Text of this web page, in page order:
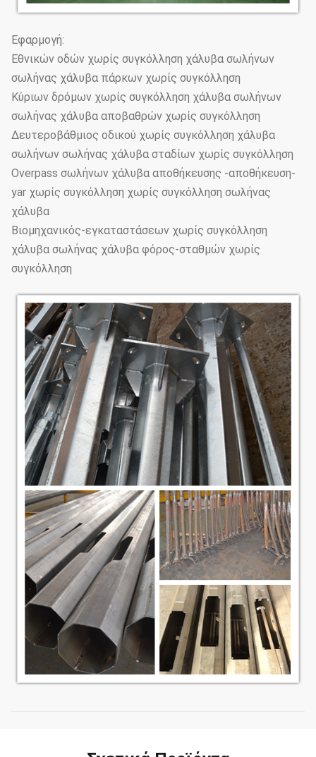
Εφαρμογή:
Εθνικών οδών χωρίς συγκόλληση χάλυβα σωλήνων
σωλήνας χάλυβα πάρκων χωρίς συγκόλληση
Κύριων δρόμων χωρίς συγκόλληση χάλυβα σωλήνων
σωλήνας χάλυβα αποβαθρών χωρίς συγκόλληση
Δευτεροβάθμιος οδικού χωρίς συγκόλληση χάλυβα
σωλήνων σωλήνας χάλυβα σταδίων χωρίς συγκόλληση
Overpass σωλήνων χάλυβα αποθήκευσης -αποθήκευση-
yar χωρίς συγκόλληση χωρίς συγκόλληση σωλήνας
χάλυβα
Βιομηχανικός-εγκαταστάσεων χωρίς συγκόλληση
χάλυβα σωλήνας χάλυβα φόρος-σταθμών χωρίς
συγκόλληση